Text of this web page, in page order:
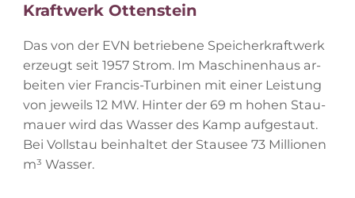
Kraft­werk Ottenstein
Das von der EVN be­trie­be­ne Spei­cher­kraft­werk
er­zeugt seit 1957 Strom. Im Ma­schi­nen­haus ar­
bei­ten vier Fran­cis-Tur­bi­nen mit ei­ner Leis­tung
von je­weils 12 MW. Hin­ter der 69 m ho­hen Stau­
mau­er wird das Was­ser des Kamp auf­ge­staut.
Bei Voll­stau be­inhal­tet der Stau­see 73 Mil­lio­nen
m³ Wasser.